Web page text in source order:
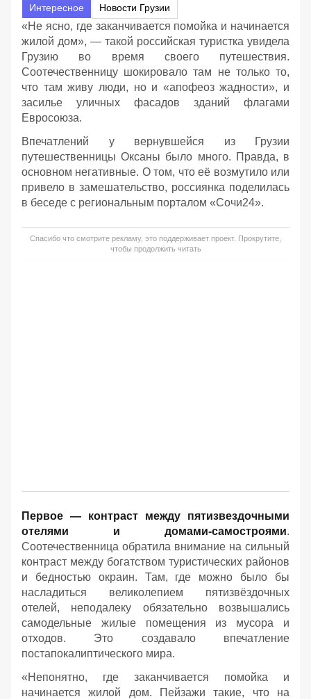
Интересное Новости Грузии
«Не ясно, где заканчивается помойка и начинается
жилой дом», — такой российская туристка увидела
Грузию во время своего путешествия.
Соотечественницу шокировало там не только то,
что там живу люди, но и «апофеоз жадности», и
засилье уличных фасадов зданий флагами
Евросоюза.
Впечатлений у вернувшейся из Грузии
путешественницы Оксаны было много. Правда, в
основном негативные. О том, что её возмутило или
привело в замешательство, россиянка поделилась
в беседе с региональным порталом «Сочи24».
Спасибо что смотрите рекламу, это поддерживает проект. Прокрутите,
чтобы продолжить читать
Первое — контраст между пятизвездочными
отелями и домами-самостроями.
Соотечественница обратила внимание на сильный
контраст между богатством туристических районов
и бедностью окраин. Там, где можно было бы
насладиться великолепием пятизвёздочных
отелей, неподалеку обязательно возвышались
самодельные жилые помещения из мусора и
отходов. Это создавало впечатление
постапокалиптического мира.
«Непонятно, где заканчивается помойка и
начинается жилой дом. Пейзажи такие, что на